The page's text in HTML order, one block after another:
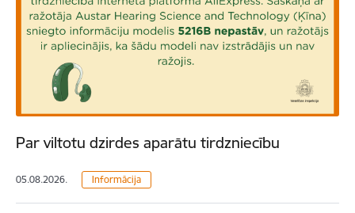
Par viltotu dzirdes aparātu tirdzniecību
05.08.2026. Informācija